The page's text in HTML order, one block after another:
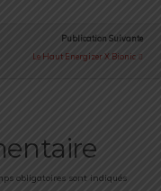
Publication Suivante
Le Haut Energizer X Bionic
obligatoires sont indiqués